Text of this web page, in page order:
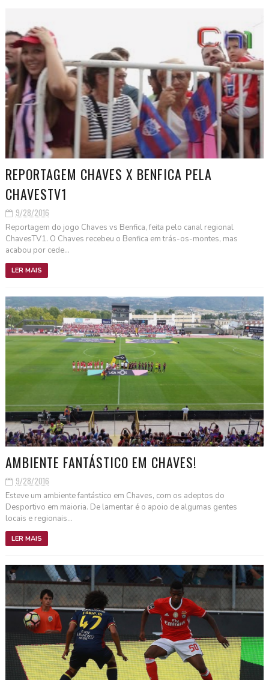
REPORTAGEM CHAVES X BENFICA PELA
CHAVESTV1
9/28/2016
Reportagem do jogo Chaves vs Benfica, feita pelo canal regional
ChavesTV1. O Chaves recebeu o Benfica em trás-os-montes, mas
acabou por cede...
LER MAIS
AMBIENTE FANTÁSTICO EM CHAVES!
9/28/2016
Esteve um ambiente fantástico em Chaves, com os adeptos do
Desportivo em maioria. De lamentar é o apoio de algumas gentes
locais e regionais...
LER MAIS